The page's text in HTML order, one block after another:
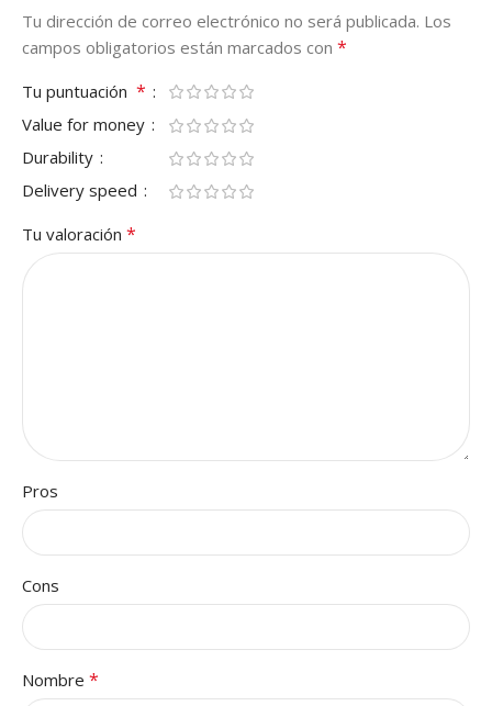
Tu dirección de correo electrónico no será publicada. Los
campos obligatorios están marcados con *
Tu puntuación *
Value for money
Durability
Delivery speed
Tu valoración *
Pros
Cons
Nombre *